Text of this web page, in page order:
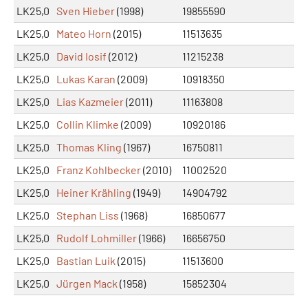
LK25,0 Sven Hieber(1998)
19855590
LK25,0
Mateo Horn (2015)
11513635
LK25,0
David Iosif (2012)
11215238
LK25,0
Lukas Karan (2009)
10918350
LK25,0
Lias Kazmeier(2011)
11163808
LK25,0
Collin Klimke (2009)
10920186
LK25,0 Thomas Kling (1967)
16750811
LK25,0
Franz Kohlbecker(2010)
11002520
LK25,0
Heiner Krähling (1949)
14904792
LK25,0 Stephan Liss (1968)
16850677
LK25,0
Rudolf Lohmiller(1966)
16656750
LK25,0
Bastian Luik (2015)
11513600
LK25,0 Jürgen Mack (1958)
15852304